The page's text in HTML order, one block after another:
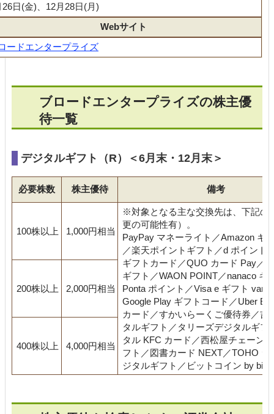
26日(金)、12月28日(月)
Webサイト
ードエンタープライズ
ブロードエンタープライズの株主優
待一覧
デジタルギフト（R）＜6月末・12月末＞
必要株数 株主優待 備考
100株以上 1,000円相当
※対象となる主な交換先は、下記の
更の可能性有）。
PayPay マネーライト／Amazon ギ
／楽天ポイントギフト／d ポイント
ギフトカード／QUO カード Pay／
ギフト／WAON POINT／nanaco ギ
Ponta ポイント／Visa e ギフト
Google Play ギフトコード／Uber
カード／すかいらーくご優待券／吉
タルギフト／タリーズデジタルギフ
タル KFC カード／西松屋チェーン
フト／図書カード NEXT／TOHO シ
ジタルギフト／ビットコイン by
200株以上 2,000円相当
400株以上 4,000円相当